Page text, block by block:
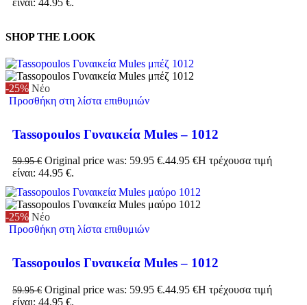
είναι: 44.95 €.
SHOP THE LOOK
-25% Νέο
Προσθήκη στη λίστα επιθυμιών
Tassopoulos Γυναικεία Mules – 1012
59.95€ Original price was: 59.95 €.44.95 €Η τρέχουσα τιμή
είναι: 44.95 €.
-25% Νέο
Προσθήκη στη λίστα επιθυμιών
Tassopoulos Γυναικεία Mules – 1012
59.95€ Original price was: 59.95 €.44.95 €Η τρέχουσα τιμή
είναι: 44.95 €.